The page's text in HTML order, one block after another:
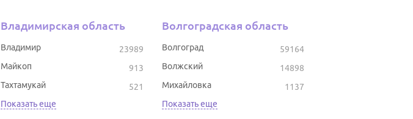
Владимирская область
23989
Владимир
913
Майкоп
521
Тахтамукай
Показать еще
Волгоградская область
59164
Волгоград
14898
Волжский
1137
Михайловка
Показать еще